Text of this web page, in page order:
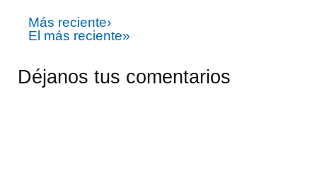
Más reciente›
El más reciente»
Déjanos tus comentarios